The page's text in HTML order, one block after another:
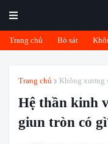
Trang chủ Bò sát
Trang chủ Không xương
Hệ thần kinh
giun tròn có